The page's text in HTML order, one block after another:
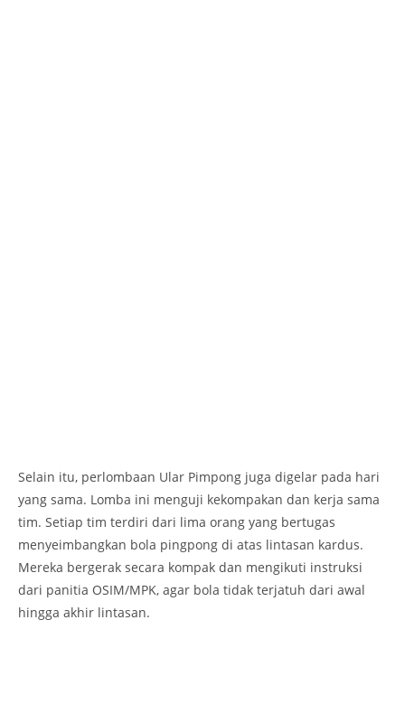
Selain itu, perlombaan Ular Pimpong juga digelar pada hari
yang sama. Lomba ini menguji kekompakan dan kerja sama
tim. Setiap tim terdiri dari lima orang yang bertugas
menyeimbangkan bola pingpong di atas lintasan kardus.
Mereka bergerak secara kompak dan mengikuti instruksi
dari panitia OSIM/MPK, agar bola tidak terjatuh dari awal
hingga akhir lintasan.